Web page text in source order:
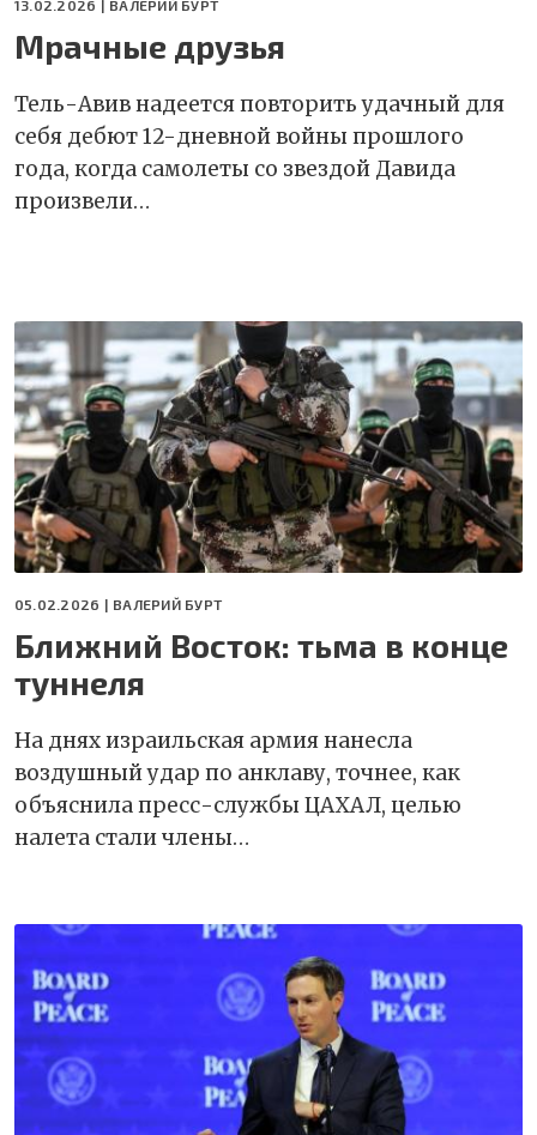
13.02.2026 | ВАЛЕРИЙ БУРТ
Мрачные друзья
Тель-Авив надеется повторить удачный для
себя дебют 12-дневной войны прошлого
года, когда самолеты со звездой Давида
произвели…
05.02.2026 | ВАЛЕРИЙ БУРТ
Ближний Восток: тьма в конце
туннеля
На днях израильская армия нанесла
воздушный удар по анклаву, точнее, как
объяснила пресс-службы ЦАХАЛ, целью
налета стали члены…